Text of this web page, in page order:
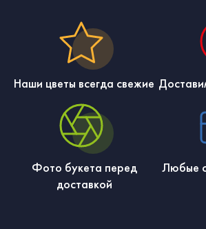
Наши цветы всегда свежие
Фото букета перед
доставкой
Любые